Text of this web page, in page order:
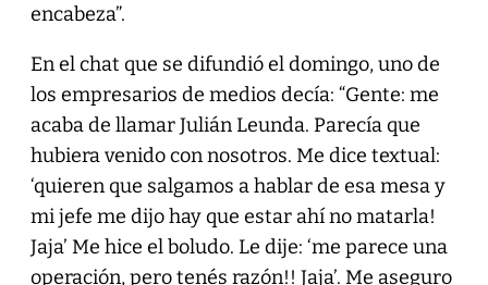
encabeza”.
En el chat que se difundió el domingo, uno de
los empresarios de medios decía: “Gente: me
acaba de llamar Julián Leunda. Parecía que
hubiera venido con nosotros. Me dice textual:
‘quieren que salgamos a hablar de esa mesa y
mi jefe me dijo hay que estar ahí no matarla!
Jaja’ Me hice el boludo. Le dije: ‘me parece una
operación, pero tenés razón!! Jaja’. Me aseguro